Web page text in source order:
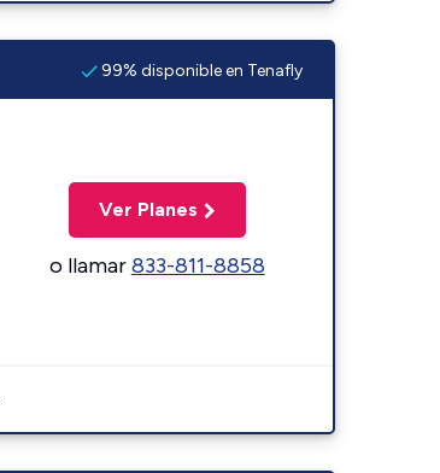
99% disponible en Tenafly
Ver Planes
o llamar833-811-8858